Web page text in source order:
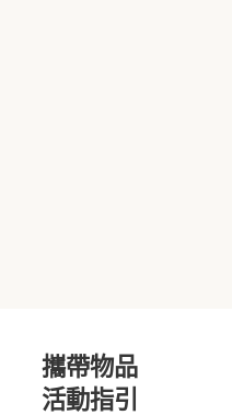
攜帶物品
活動指引